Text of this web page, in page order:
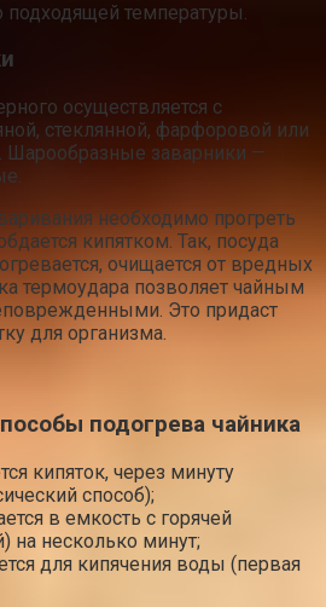
подходящей температуры.
осуществляется с
стеклянной, фарфоровой или
Шарообразные заварники —
необходимо прогреть
кипятком. Так, посуда
очищается от вредных
термоудара позволяет чайным
Это придаст
для организма.
подогрева чайника
кипяток, через минуту
способ);
в емкость с горячей
на несколько минут;
для кипячения воды (первая